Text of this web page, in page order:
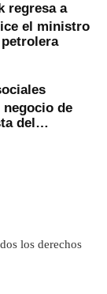
regresa a
el ministro
de
del
los derechos